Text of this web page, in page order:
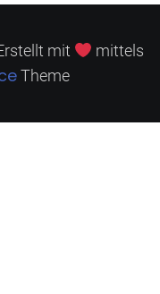
mit
mittels
Theme